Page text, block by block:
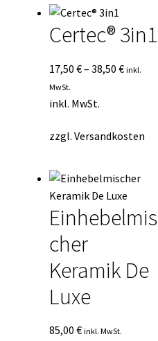
Certec® 3in1
17,50 €– 38,50 € inkl.
MwSt.
inkl. MwSt.
zzgl. Versandkosten
Einhebelmis
cher
Keramik De
Luxe
85,00 € inkl. MwSt.